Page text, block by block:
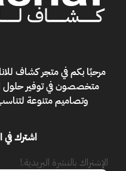
مرحبًا بكم فيمتجر كشاف
متخصصون في توفير حلول
وتصاميم متنوعة
اشترك في
الإشتراك بالنشرة البريدية.!